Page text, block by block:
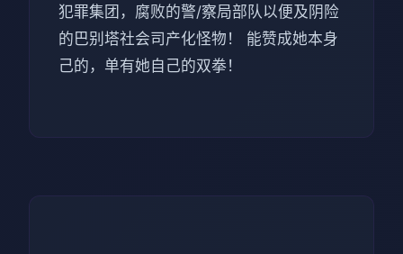
犯罪集团，腐败的警/察局部队以便及阴险
的巴别塔社会司产化怪物！ 能赞成她本身
己的，单有她自己的双拳！